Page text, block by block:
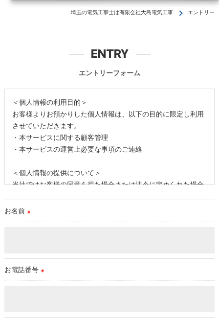
埼玉の電気工事士は有限会社大島電気工事 エントリー
エントリーフォーム
ENTRY
＜個人情報の利用目的＞
お客様よりお預かりした個人情報は、以下の目的に限定し利用
させていただきます。
・本サービスに関する顧客管理
・本サービスの運営上必要な事項のご連絡
＜個人情報の提供について＞
当社ではお客様の同意を得た場合または法令に定められた場合
取得した個人情報を第三者に提供することはいたしません。
これらの委託先に対しては個人情報保護契約等の措置をとり、
お名前 ※
お電話番号 ※